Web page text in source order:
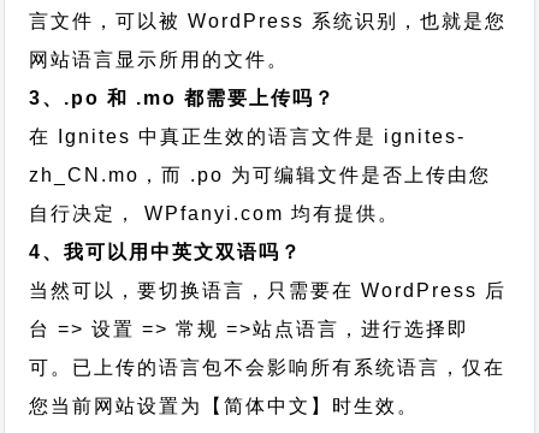
言文件，可以被 WordPress 系统识别，也就是您
网站语言显示所用的文件。
3、.po 和 .mo 都需要上传吗？
在 Ignites 中真正生效的语言文件是 ignites-
zh_CN.mo，而 .po 为可编辑文件是否上传由您
自行决定， WPfanyi.com 均有提供。
4、我可以用中英文双语吗？
当然可以，要切换语言，只需要在 WordPress 后
台 => 设置 => 常规 =>站点语言，进行选择即
可。已上传的语言包不会影响所有系统语言，仅在
您当前网站设置为【简体中文】时生效。